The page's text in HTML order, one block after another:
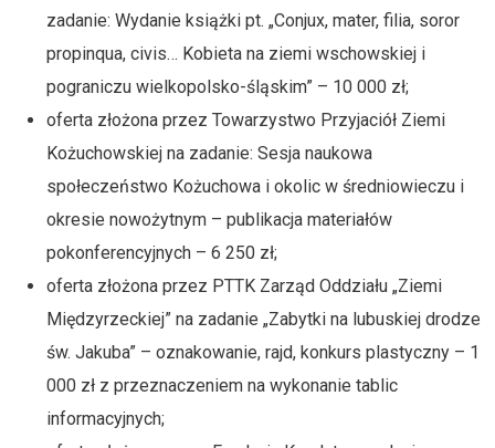
zadanie: Wydanie książki pt. „Conjux, mater, filia, soror
propinqua, civis… Kobieta na ziemi wschowskiej i
pograniczu wielkopolsko-śląskim” – 10 000 zł;
oferta złożona przez Towarzystwo Przyjaciół Ziemi
Kożuchowskiej na zadanie: Sesja naukowa
społeczeństwo Kożuchowa i okolic w średniowieczu i
okresie nowożytnym – publikacja materiałów
pokonferencyjnych – 6 250 zł;
oferta złożona przez PTTK Zarząd Oddziału „Ziemi
Międzyrzeckiej” na zadanie „Zabytki na lubuskiej drodze
św. Jakuba” – oznakowanie, rajd, konkurs plastyczny – 1
000 zł z przeznaczeniem na wykonanie tablic
informacyjnych;